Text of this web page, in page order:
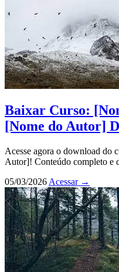
Baixar Curso:
[Nome do Autor]
Acesse agora o download do
Autor]! Conteúdo completo e
05/03/2026 Acessar →